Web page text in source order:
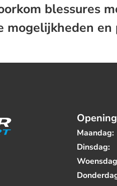
blessures
mogelijkheden
Maandag:
Dinsdag: